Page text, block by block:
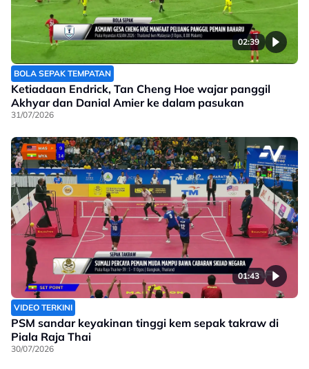
02:39
BOLA SEPAK TEMPATAN
Ketiadaan Endrick, Tan Cheng Hoe wajar panggil
Akhyar dan Danial Amier ke dalam pasukan
31/07/2026
01:43
VIDEO TERKINI
PSM sandar keyakinan tinggi kem sepak takraw di
Piala Raja Thai
30/07/2026